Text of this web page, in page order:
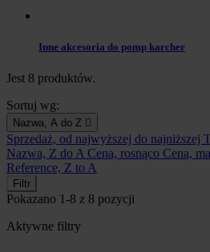
Inne akcesoria do pomp karcher
Jest 8 produktów.
Sortuj wg:
Nazwa, A do Z 
Sprzedaż, od najwyższej do najniższej
Nazwa, Z do A Cena, rosnąco Cena,
Reference, Z to A
Filtr
Pokazano 1-8 z 8 pozycji
Aktywne filtry